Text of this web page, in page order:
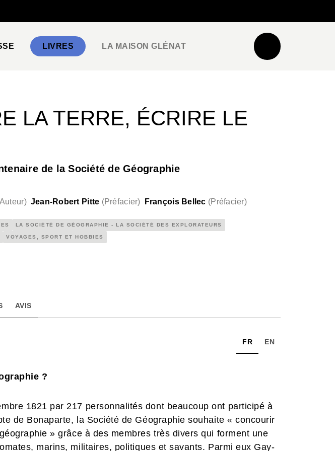
LIVRES LA MAISON GLÉNAT
LA TERRE, ÉCRIRE LE
de la Société de Géographie
) Jean-Robert Pitte (Préfacier) François Bellec (Préfacier)
LA SOCIÉTÉ DE GÉOGRAPHIE - LA SOCIÉTÉ DES EXPLORATEURS
VOYAGES, SPORT ET HOBBIES
AVIS
FR EN
?
1821 par 217 personnalités dont beaucoup ont participé à
de Bonaparte, la Société de Géographie souhaite « concourir
» grâce à des membres très divers qui forment une
marins, militaires, politiques et savants. Parmi eux Gay-